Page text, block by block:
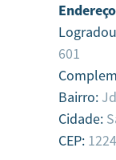
Endereço
601
Bairro:
Cidade:
CEP: